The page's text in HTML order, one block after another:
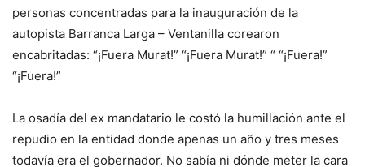
personas concentradas para la inauguración de la
autopista Barranca Larga – Ventanilla corearon
encabritadas: “¡Fuera Murat!” “¡Fuera Murat!” “ “¡Fuera!”
“¡Fuera!”
La osadía del ex mandatario le costó la humillación ante el
repudio en la entidad donde apenas un año y tres meses
todavía era el gobernador. No sabía ni dónde meter la cara